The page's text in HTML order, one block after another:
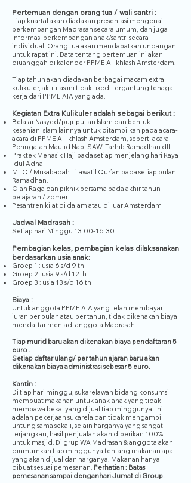
Pertemuan dengan orang tua / wali santri :
Tiap kuartal akan diadakan presentasi mengenai
perkembangan Madrasah secara umum, dan juga
informasi perkembangan anak/santri secara
individual. Orang tua akan mendapatkan undangan
untuk rapat ini. Data tentang pertemuan ini akan
diuanggah di kalender PPME Al Ikhlash Amsterdam. ​
Tiap tahun akan diadakan berbagai macam extra
kulikuler, aktifitas ini tidak fixed, tergantung tenaga
kerja dari PPME AIA yang ada.
Kegiatan Extra Kulikuler adalah sebagai berikut :
Belajar Nasyed/puji-pujian Islam dan bentuk
kesenian Islam lainnya untuk ditampilkan pada acara-
acara di PPME Al-Ikhlash Amsterdam, seperti acara
Peringatan Maulid Nabi SAW, Tarhib Ramadhan dll.
Praktek Menasik Haji pada setiap menjelang hari Raya
Idul Adha
MTQ / Musabaqah Tilawatil Qur’an pada setiap bulan
Ramadhan.
Olah Raga dan piknik bersama pada akhir tahun
pelajaran / zomer.
Pesantren kilat di dalam atau di luar Amsterdam
Jadwal Madrasah :
Setiap hari Minggu 13.00-16.30
Pembagian kelas, pembagian kelas dilaksanakan
berdasarkan usia anak:
Groep 1 : usia 6 s/d 9 th
Groep 2 : usia 9 s/d 12 th
Groep 3 : usia 13 s/d 16 th
Biaya :
Untuk anggota PPME AIA yang telah membayar
iuran per bulan atau per tahun, tidak dikenakan biaya
mendaftar menjadi anggota Madrasah.
Tiap murid baru akan dikenakan biaya pendaftaran 5
euro .
Setiap daftar ulang/ per tahun ajaran baru akan
dikenakan biaya administrasi sebesar 5 euro.
Kantin :
Di tiap hari minggu, sukarelawan bidang konsumsi
membuat makanan untuk anak-anak yang tidak
membawa bekal yang dijual tiap minggunya. Ini
adalah pekerjaan sukarela dan tidak mengambil
untung sama sekali, selain harganya yang sangat
terjangkau, hasil penjualan akan diberikan 100%
untuk masjid. Di grup WA Madrasah & anggota akan
diumumkan tiap minggunya tentang makanan apa
yang akan dijual dan harganya. Makanan hanya
dibuat sesuai pemesanan. Perhatian : Batas
pemesanan sampai denganhari Jumat di Group.